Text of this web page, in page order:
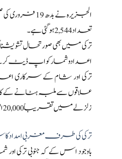
تعداد 2,544 ہو گئی ہے۔
ترکی میں بھی صورتحال
اعدادوشمار کو اپ ڈیٹ کرتے ہوئے اعلان کیا ہے
ترکی اور شام کے سرکاری
زلزلے میں تقریباً 20,000 افراد ہلاک ہو سکتے ہیں۔
ترکی کی طرف مغربی امداد کا
باوجود اس کے کہ جنوبی